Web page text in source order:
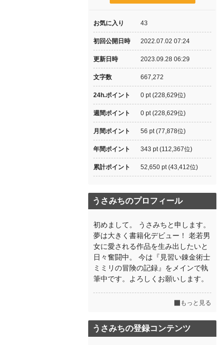
お気に入り 43
初回公開日時 2022.07.02 07:24
更新日時 2023.09.28 06:29
文字数 667,272
24h.ポイント 0 pt (228,629位)
週間ポイント 0 pt (228,629位)
月間ポイント 56 pt (77,878位)
年間ポイント 343 pt (112,367位)
累計ポイント 52,650 pt (43,412位)
うさみちのプロフィール
初めまして。 うさみちと申します。
夢は大きく書籍化デビュー！ 老若男
女に愛される作品を生み出したいと
日々奮闘中。 今は『見習い錬金術士
ミミリの冒険の記録』をメインで執
筆中です。よろしくお願いします。
もっと見る
うさみちの登録コンテンツ